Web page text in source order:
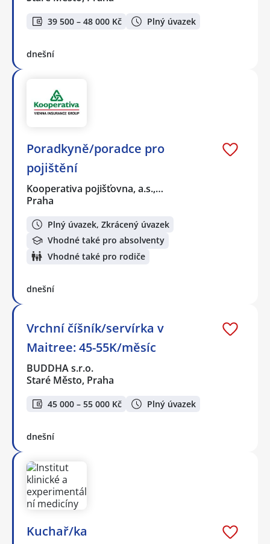
39 500 – 48 000 Kč Plný úvazek
dnešní
Poradkyně/poradce pro
pojištění
Kooperativa pojišťovna, a.s.,…
Praha
Plný úvazek, Zkrácený úvazek
Vhodné také pro absolventy
Vhodné také pro rodiče
dnešní
Vrchní číšník/servírka v
Maitree: 45-55K/měsíc
BUDDHA s.r.o.
Staré Město, Praha
45 000 – 55 000 Kč Plný úvazek
dnešní
Kuchař/ka